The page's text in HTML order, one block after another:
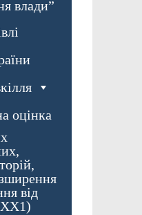
влади”
оцінка
від